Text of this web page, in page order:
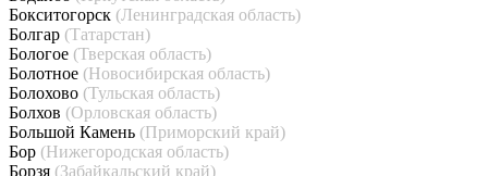
Бокситогорск (Ленинградская область)
Болгар (Татарстан)
Бологое (Тверская область)
Болотное (Новосибирская область)
Болохово (Тульская область)
Болхов (Орловская область)
Большой Камень (Приморский край)
Бор (Нижегородская область)
Борзя (Забайкальский край)